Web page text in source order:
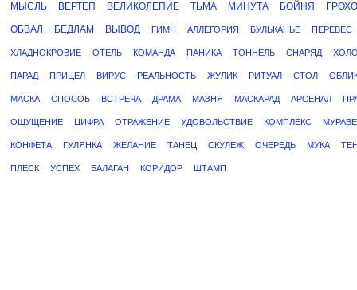
МЫСЛЬ ВЕРТЕП ВЕЛИКОЛЕПИЕ ТЬМА МИНУТА БОЙНЯ
ОБВАЛ БЕДЛАМ ВЫВОД ГИМН АЛЛЕГОРИЯ БУЛЬКАНЬЕ ПЕРЕВЕС
ХЛАДНОКРОВИЕ ОТЕЛЬ КОМАНДА ПАНИКА ТОННЕЛЬ СНАРЯД
ПАРАД ПРИЦЕЛ ВИРУС РЕАЛЬНОСТЬ ЖУЛИК РИТУАЛ СТОЛ
МАСКА СПОСОБ ВСТРЕЧА ДРАМА МАЗНЯ МАСКАРАД АРСЕНАЛ
ОЩУЩЕНИЕ ЦИФРА ОТРАЖЕНИЕ УДОВОЛЬСТВИЕ КОМПЛЕКС
КОНФЕТА ГУЛЯНКА ЖЕЛАНИЕ ТАНЕЦ СКУЛЕЖ ОЧЕРЕДЬ МУКА
ПЛЕСК УСПЕХ БАЛАГАН КОРИДОР ШТАМП